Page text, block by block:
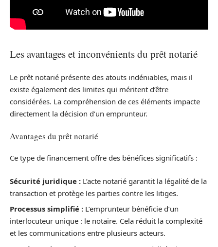
Les avantages et inconvénients du prêt notarié
Le prêt notarié présente des atouts indéniables, mais il
existe également des limites qui méritent d’être
considérées. La compréhension de ces éléments impacte
directement la décision d’un emprunteur.
Avantages du prêt notarié
Ce type de financement offre des bénéfices significatifs :
Sécurité juridique : L’acte notarié garantit la légalité de la
transaction et protège les parties contre les litiges.
Processus simplifié : L’emprunteur bénéficie d’un
interlocuteur unique : le notaire. Cela réduit la complexité
et les communications entre plusieurs acteurs.